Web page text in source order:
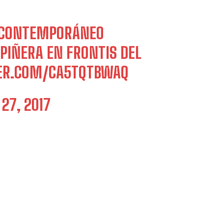
EN FRONTIS DEL
CA5TQTBWAQ
2017